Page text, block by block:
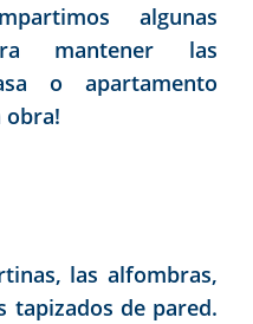
algunas
mantener las
o apartamento
obra!
las alfombras,
tapizados de pared.